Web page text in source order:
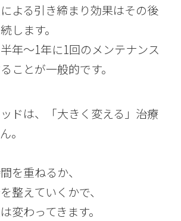
よる引き締まり効果はその後
します。
年〜1年に1回のメンテナンス
ことが一般的です。
ドは、「大きく変える」治療
。
を重ねるか、
整えていくかで、
変わってきます。